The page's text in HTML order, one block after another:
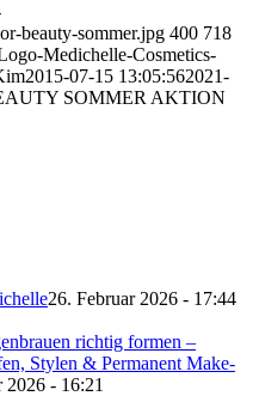
beauty-sommer.jpg 400 718
Medichelle-Cosmetics-
2015-07-15 13:05:562021-
SOMMER AKTION
26. Februar 2026 - 17:44
richtig formen –
Stylen & Permanent Make-
2026 - 16:21